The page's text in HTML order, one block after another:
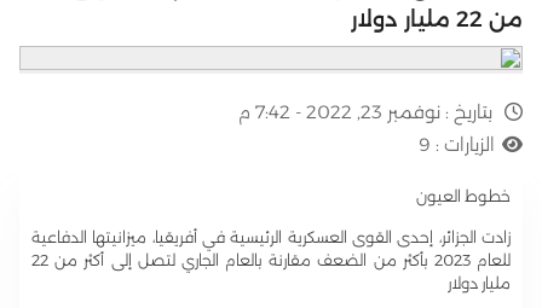
من 22 مليار دولار
بتاريخ : نوفمبر 23, 2022 - 7:42 م
الزيارات : 9
خطوط العيون
زادت الجزائر، إحدى القوى العسكرية الرئيسية في أفريقيا، ميزانيتها الدفاعية
للعام 2023 بأكثر من الضعف مقارنة بالعام الجاري لتصل إلى أكثر من 22
مليار دولار